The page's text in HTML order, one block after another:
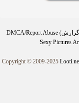
Sexy Pictures
Copyright © 2009-2025